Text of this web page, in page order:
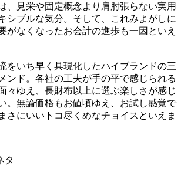
、見栄や固定概念より肩肘張らない実用
シブルな気分。そして、これみよがしに
がなくなったお会計の進歩も一因といえ
をいち早く具現化したハイブランドの三
ンド。各社の工夫が手の平で感じられる
々ゆえ、長財布以上に選ぶ楽しさが感じ
。無論価格もお値頃ゆえ、お試し感覚で
さにいいトコ尽くめなチョイスといえま
タ